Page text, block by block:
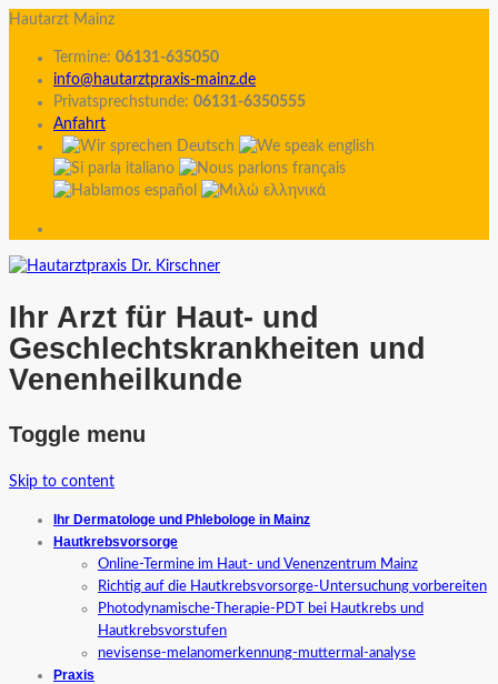
Hautarzt Mainz
Termine: 06131-635050
info@hautarztpraxis-mainz.de
Privatsprechstunde: 06131-6350555
Anfahrt
Ihr Arzt für Haut- und
Geschlechtskrankheiten und
Venenheilkunde
Toggle menu
Skip to content
Ihr Dermatologe und Phlebologe in Mainz
Hautkrebsvorsorge
Online-Termine im Haut- und Venenzentrum Mainz
Richtig auf die Hautkrebsvorsorge-Untersuchung vorbereiten
Photodynamische-Therapie-PDT bei Hautkrebs und
Hautkrebsvorstufen
nevisense-melanomerkennung-muttermal-analyse
Praxis